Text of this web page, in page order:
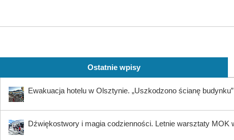
Ostatnie wpisy
Ewakuacja hotelu w Olsztynie. „Uszkodzono ścianę budynku”
Dźwiękostwory i magia codzienności. Letnie warsztaty MOK